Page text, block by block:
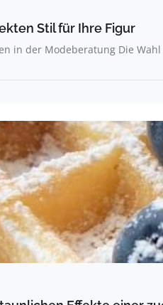
Stil für Ihre Figur
in der Modeberatung Die